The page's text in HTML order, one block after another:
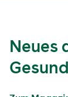
Neues